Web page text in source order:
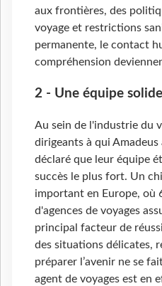
aux frontières, des
voyage et restrictions
permanente, le contact
compréhension
2 - Une équipe solide
Au sein de l'industrie du
dirigeants à qui Amadeus
déclaré que leur équipe
succès le plus fort. Un
important en Europe, où
d'agences de voyages
principal facteur de
des situations délicates,
préparer l’avenir ne se
agent de voyages est en